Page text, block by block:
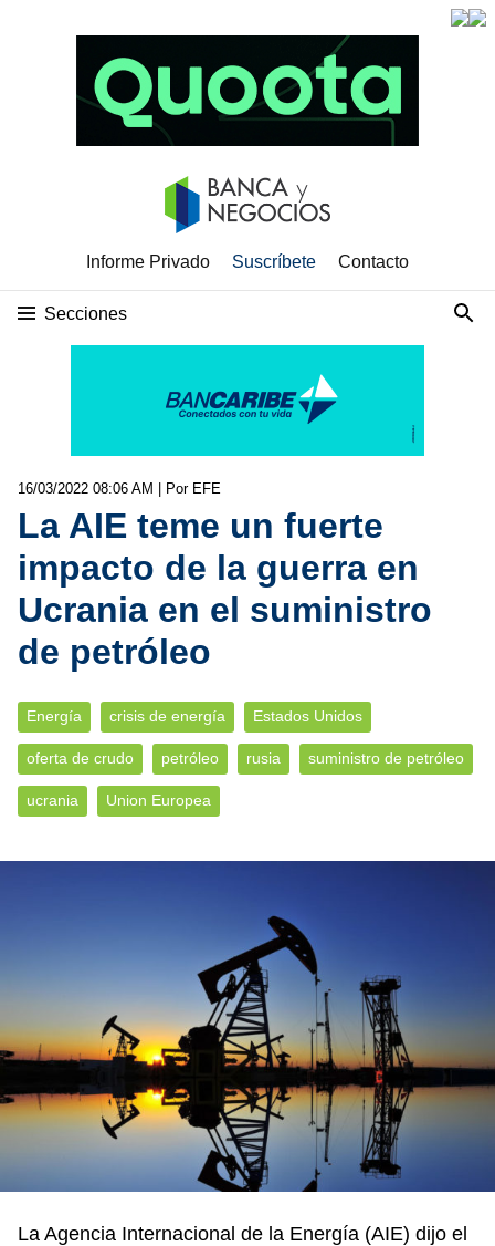
Informe Privado Suscríbete Contacto
Secciones
16/03/2022 08:06 AM | Por EFE
La AIE teme un fuerte
impacto de la guerra en
Ucrania en el suministro
de petróleo
Energía crisis de energía Estados Unidos
oferta de crudo petróleo rusia suministro de petróleo
ucrania Union Europea
La Agencia Internacional de la Energía (AIE) dijo el